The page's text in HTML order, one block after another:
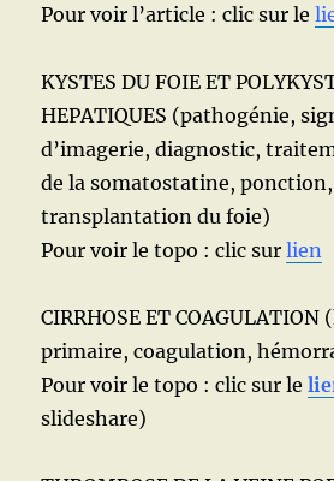
Pour voir l’article : clic sur le
KYSTES DU FOIE ET
HEPATIQUES (pathogénie,
d’imagerie, diagnostic,
de la somatostatine,
transplantation du foie)
Pour voir le topo : clic surlien
CIRRHOSE ET COAGULATION
primaire, coagulation,
Pour voir le topo : clic sur le
slideshare)